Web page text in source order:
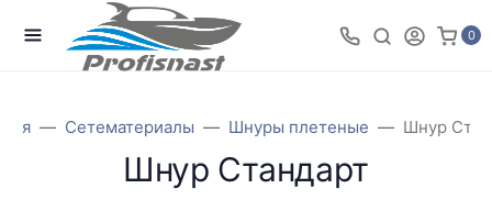
0
Сетематериалы Шнуры плетеные Шнур
Шнур Стандарт